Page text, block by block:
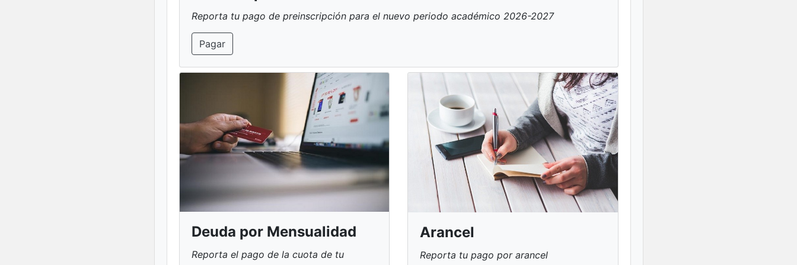
Reporta tu pago de preinscripción para el nuevo periodo académico 2026-2027
Pagar
Deuda por Mensualidad
Reporta el pago de la cuota de tu
Arancel
Reporta tu pago por arancel